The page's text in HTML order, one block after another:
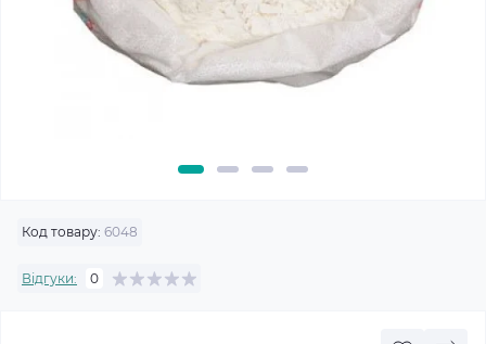
Код товару: 6048
Відгуки: 0